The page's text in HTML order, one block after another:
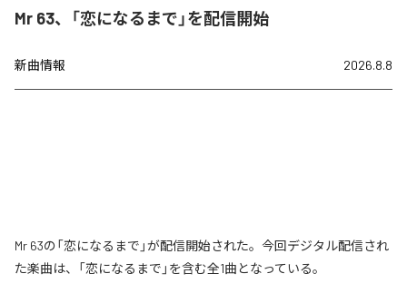
Mr 63、「恋になるまで」を配信開始
新曲情報 2026.8.8
Mr 63の「恋になるまで」が配信開始された。今回デジタル配信され
た楽曲は、「恋になるまで」を含む全1曲となっている。